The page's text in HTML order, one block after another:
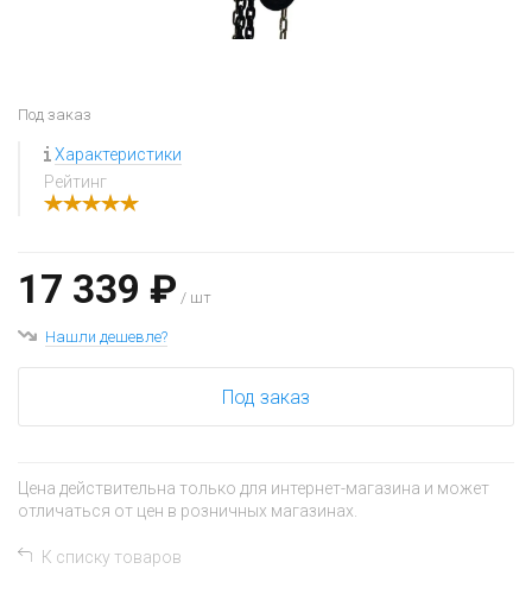
Под заказ
Характеристики
Рейтинг
17 339 ₽ / шт
Нашли дешевле?
Под заказ
Цена действительна только для интернет-магазина и может
отличаться от цен в розничных магазинах.
К списку товаров